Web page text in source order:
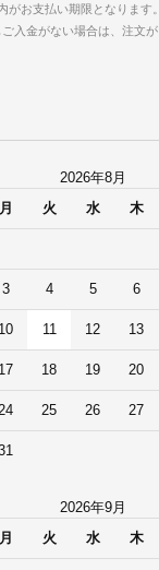
がお支払い期限となります。
入金がない場合は、注文
2026年8月
月 火 水 木
3 4 5 6
10 11 12 13
17 18 19 20
25 26 27
2026年9月
月 火 水 木